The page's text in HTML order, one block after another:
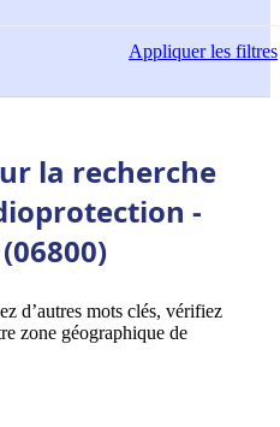
Appliquerles filtres
la recherche
-
d’autres mots clés, vérifiez
zone géographique de